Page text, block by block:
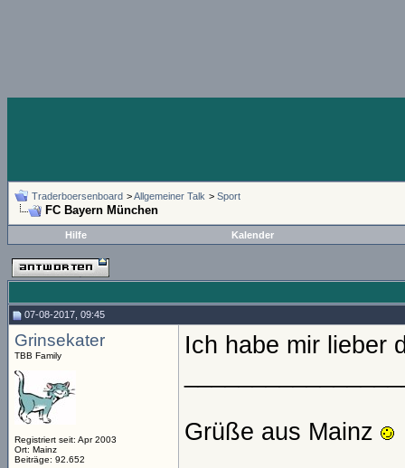
Traderboersenboard >Allgemeiner Talk > Sport
FC Bayern München
Hilfe Kalender
07-08-2017, 09:45
Grinsekater
TBB Family
Registriert seit: Apr 2003
Ort: Mainz
Beiträge: 92.652
Ich habe mir lieber
Grüße aus Mainz